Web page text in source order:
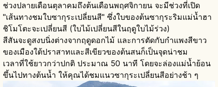
ช่วงปลายเดือนตุลาคมถึงต้นเดือนพฤศจิกายน จะมีช่วงที่เปิด
"เส้นทางชมใบซากุระเปลี่ยนสี" ซึ่งใบของต้นซากุระริมแม่น้ำฮา
ชิโมโตะจะเปลี่ยนสี (ใบไม้เปลี่ยนสีในฤดูใบไม้ร่วง)
สีสันจะดูสงบนิ่งต่างจากฤดูดอกไม้ และการตัดกับกำแพงสีขาว
ของเมืองใต้ปราสาทและสีเขียวของต้นสนก็เป็นจุดน่าชม
เวลาที่ใช้ยาวกว่าปกติ ประมาณ 50 นาที โดยจะล่องแม่น้ำย้อน
ขึ้นไปทางต้นน้ำ ให้คุณได้ชมแนวซากุระเปลี่ยนสีอย่างช้า ๆ